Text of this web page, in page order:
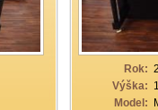
Rok:
Výška:
Model: